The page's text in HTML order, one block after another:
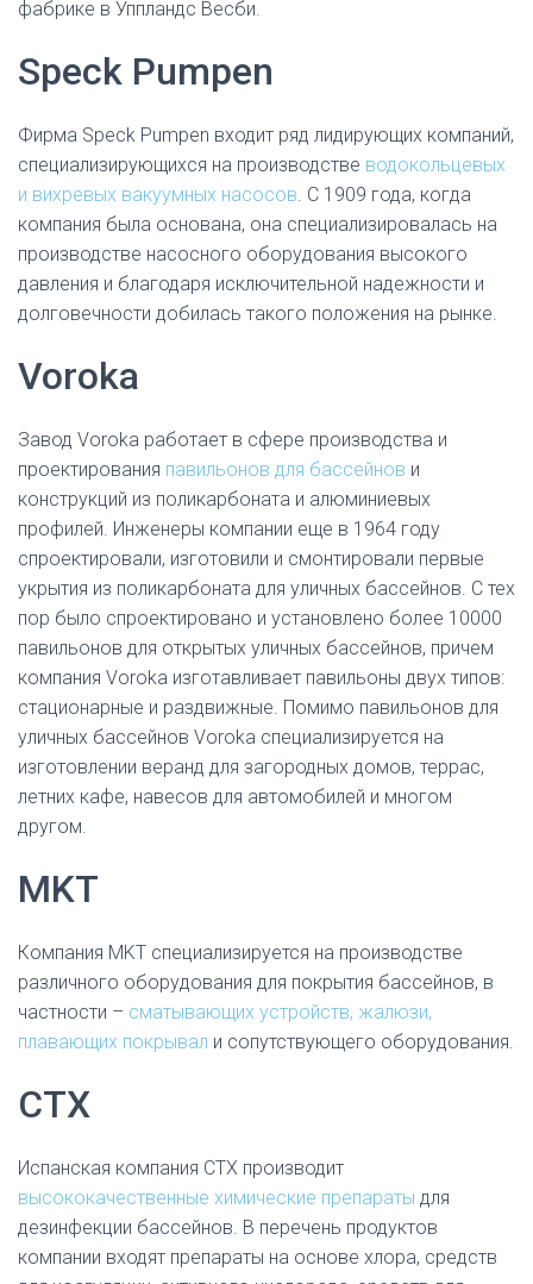
фабрике в Уппландс Весби.
Speck Pumpen
Фирма Speck Pumpen входит ряд лидирующих компаний,
специализирующихся на производстве водокольцевых
и вихревых вакуумных насосов. С 1909 года, когда
компания была основана, она специализировалась на
производстве насосного оборудования высокого
давления и благодаря исключительной надежности и
долговечности добилась такого положения на рынке.
Voroka
Завод Voroka работает в сфере производства и
проектирования павильонов для бассейнов и
конструкций из поликарбоната и алюминиевых
профилей. Инженеры компании еще в 1964 году
спроектировали, изготовили и смонтировали первые
укрытия из поликарбоната для уличных бассейнов. С тех
пор было спроектировано и установлено более 10000
павильонов для открытых уличных бассейнов, причем
компания Voroka изготавливает павильоны двух типов:
стационарные и раздвижные. Помимо павильонов для
уличных бассейнов Voroka специализируется на
изготовлении веранд для загородных домов, террас,
летних кафе, навесов для автомобилей и многом
другом.
MKT
Компания MKT специализируется на производстве
различного оборудования для покрытия бассейнов, в
частности – сматывающих устройств, жалюзи,
плавающих покрывал и сопутствующего оборудования.
CTX
Испанская компания CTX производит
высококачественные химические препараты для
дезинфекции бассейнов. В перечень продуктов
компании входят препараты на основе хлора, средств